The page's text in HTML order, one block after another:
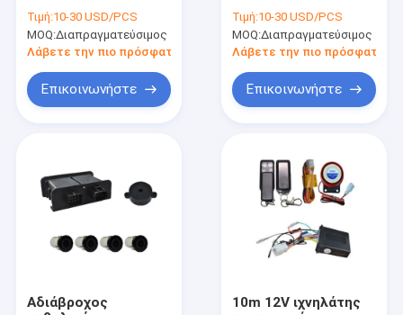
μοτοσικλετών
φρουράς κλεφτών
433MHz με τη
τη στάση
Τιμή:10-30 USD/PCS
MOQ:Διαπραγματεύσιμος
Λάβετε την πιο πρόσφατη τιμή
Επικοινωνήστε
ασφάλειας οχημάτων
315MHz 100m με την
υπενθύμιση ομιλίας
Τιμή:10-30 USD/PCS
MOQ:Διαπραγματεύσιμος
Λάβετε την πιο πρόσφατη
Επικοινωνήστε
Αδιάβροχος
10m 12V ιχνηλάτης